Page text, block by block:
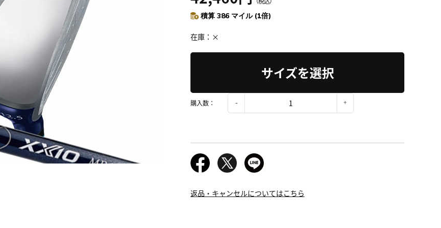
積算 386 マイル (1倍)
在庫 ×
サイズを選択
購入数：
返品・キャンセルについてはこちら